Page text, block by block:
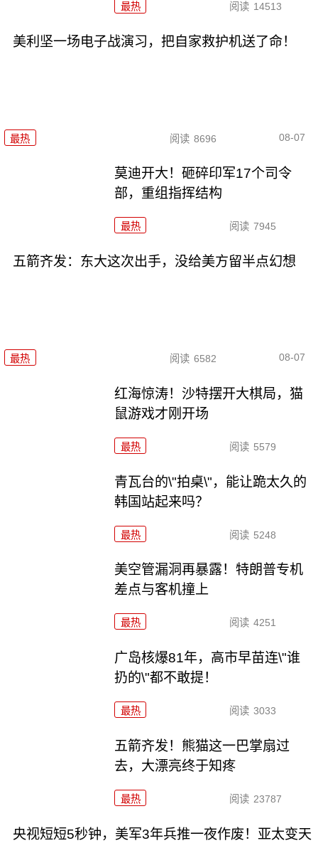
最热 阅读 14513
美利坚一场电子战演习，把自家救护机送了命！
最热 阅读 8696 08-07
莫迪开大！砸碎印军17个司令
部，重组指挥结构
最热 阅读 7945
五箭齐发：东大这次出手，没给美方留半点幻想
最热 阅读 6582 08-07
红海惊涛！沙特摆开大棋局，猫
鼠游戏才刚开场
最热 阅读 5579
青瓦台的\"拍桌\"，能让跪太久的
韩国站起来吗？
最热 阅读 5248
美空管漏洞再暴露！特朗普专机
差点与客机撞上
最热 阅读 4251
广岛核爆81年，高市早苗连\"谁
扔的\"都不敢提！
最热 阅读 3033
五箭齐发！熊猫这一巴掌扇过
去，大漂亮终于知疼
最热 阅读 23787
央视短短5秒钟，美军3年兵推一夜作废！亚太变天